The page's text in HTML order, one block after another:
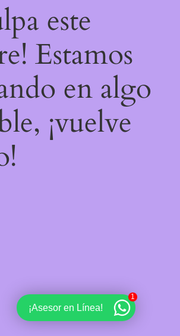
este
Estamos
en algo
¡vuelve
¡Asesor en Línea!
1